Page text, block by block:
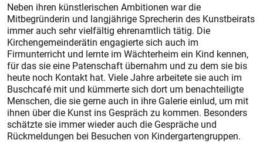
Neben ihren künstlerischen Ambitionen war die
Mitbegründerin und langjährige Sprecherin des Kunstbeirats
immer auch sehr vielfältig ehrenamtlich tätig. Die
Kirchengemeinderätin engagierte sich auch im
Firmunterricht und lernte im Wächterheim ein Kind kennen,
für das sie eine Patenschaft übernahm und zu dem sie bis
heute noch Kontakt hat. Viele Jahre arbeitete sie auch im
Buschcafé mit und kümmerte sich dort um benachteiligte
Menschen, die sie gerne auch in ihre Galerie einlud, um mit
ihnen über die Kunst ins Gespräch zu kommen. Besonders
schätzte sie immer wieder auch die Gespräche und
Rückmeldungen bei Besuchen von Kindergartengruppen.